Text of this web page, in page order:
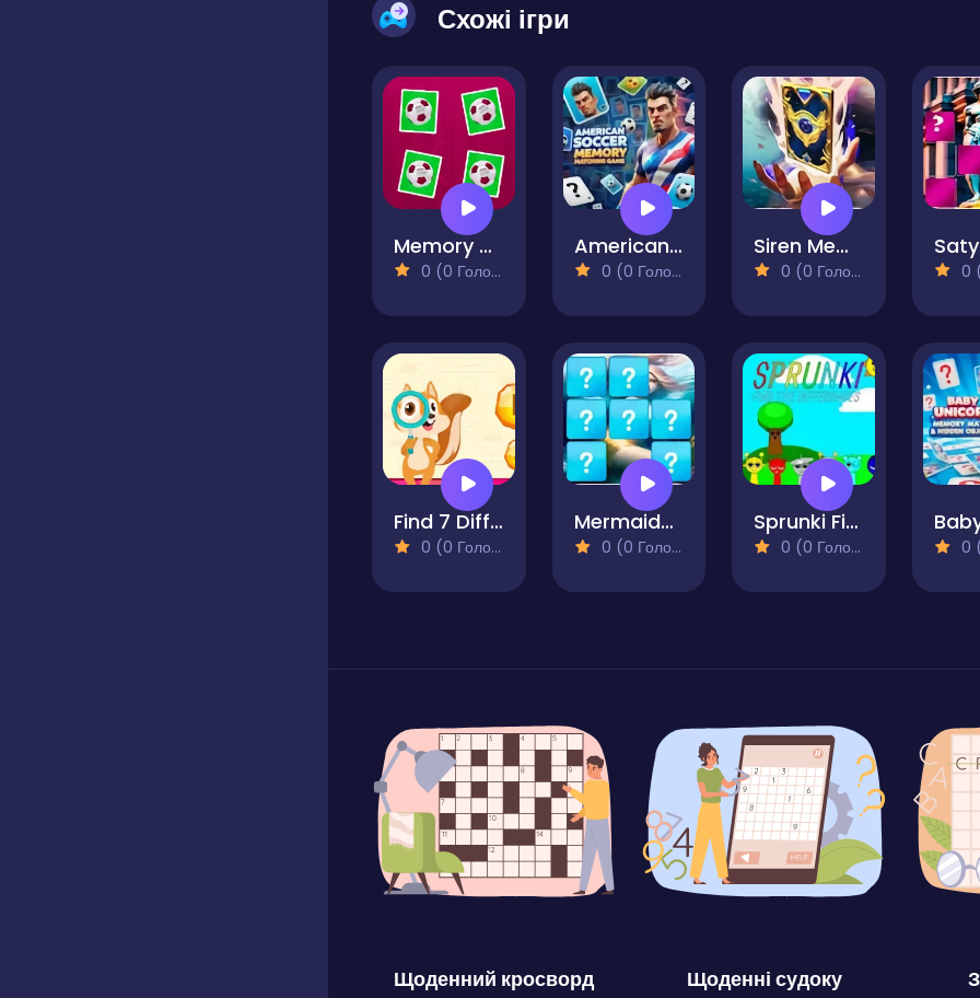
Схожі ігри
Memory World Cup
0 (0 Голосів)
American Soccer Memory Matching Game
0 (0 Голосів)
Siren Memory Match
0 (0 Голосів) 0
Find 7 Differences
0 (0 Голосів)
Mermaids Memory Match
0 (0 Голосів)
Sprunki Find The Differences
0 (0 Голосів) 0
Щоденний кросворд Щоденні судоку